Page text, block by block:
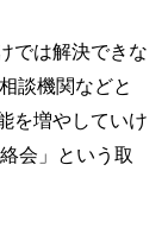
では解決できな
談機関などと
を増やしていけ
会」という取